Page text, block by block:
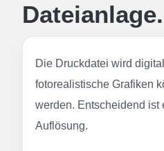
Dateianlage.
Die Druckdatei wird
fotorealistische Grafiken
werden. Entscheidend ist
Auflösung.